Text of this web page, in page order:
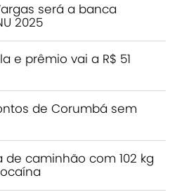
será a banca
2025
e prêmio vai a R$ 51
de Corumbá sem
de caminhão com 102 kg